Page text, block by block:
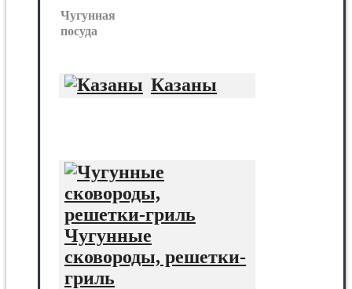
Чугунная
посуда
Казаны
Чугунные
сковороды, решетки-
гриль